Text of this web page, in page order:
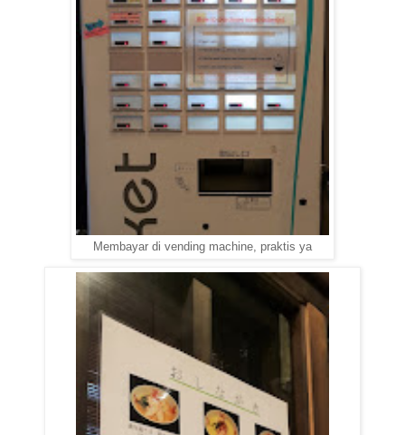
Membayar di vending machine, praktis ya